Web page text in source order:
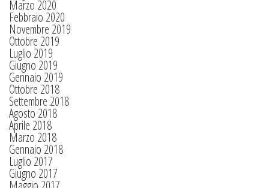
Marzo 2020
Febbraio 2020
Novembre 2019
Ottobre 2019
Luglio 2019
Giugno 2019
Gennaio 2019
Ottobre 2018
Settembre 2018
Agosto 2018
Aprile 2018
Marzo 2018
Gennaio 2018
Luglio 2017
Giugno 2017